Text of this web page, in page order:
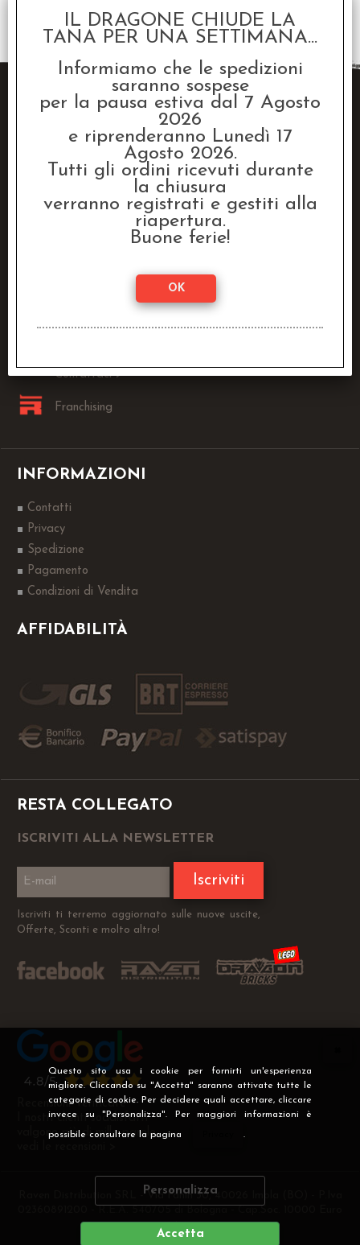
Questo sito usa i cookie per fornirti un'esperienza
migliore. Cliccando su "Accetta" saranno attivate tutte le
categorie di cookie. Per decidere quali accettare, cliccare
invece su "Personalizza". Per maggiori informazioni è
possibile consultare la pagina .
Personalizza
Accetta
Raven Distribution SRL
40026 Imola (BO)
Contattaci >
Franchising
INFORMAZIONI
Contatti
Privacy
Spedizione
Pagamento
Condizioni di Vendita
AFFIDABILITÀ
RESTA COLLEGATO
ISCRIVITI ALLA NEWSLETTER
Iscriviti
Iscriviti ti terremo aggiornato sulle nuove uscite,
Offerte, Sconti e molto altro!
Recensioni Verificate
I nostri clienti soddisfatti
valgono più di mille parole
Raven Distribution SRL - Via Fanin 30, 40026 Imola (BO) - P.Iva
i.v
IL DRAGONE CHIUDE LA
TANA PER UNA SETTIMANA...
Informiamo che le spedizioni
saranno sospese
per la pausa estiva dal 7 Agosto
2026
e riprenderanno Lunedì 17
Agosto 2026.
Tutti gli ordini ricevuti durante
la chiusura
verranno registrati e gestiti alla
riapertura.
Buone ferie!